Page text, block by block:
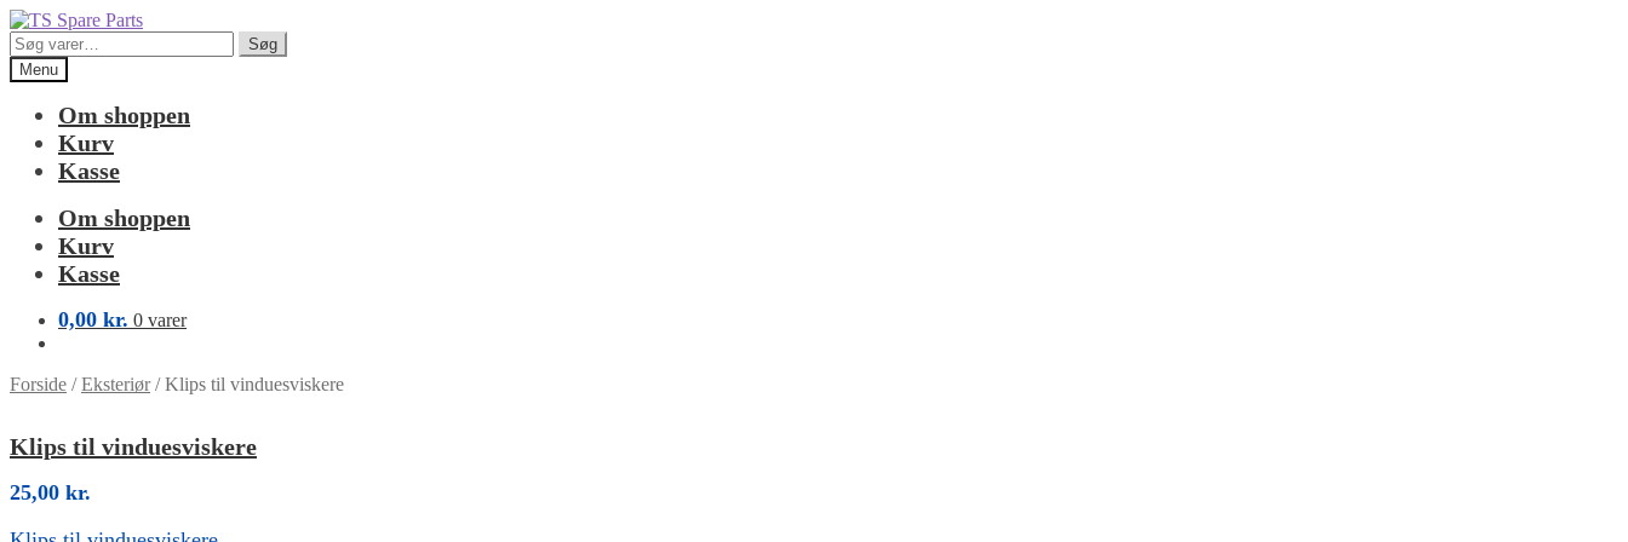
Spring
til
navigation
Spring
til
indhold
Søg
efter:
Søg
Menu
Om shoppen
Kurv
Kasse
Om shoppen
Kurv
Kasse
0,00 kr. 0 varer
Forside /Eksteriør/Klips til vinduesviskere
Klips til vinduesviskere
25,00 kr.